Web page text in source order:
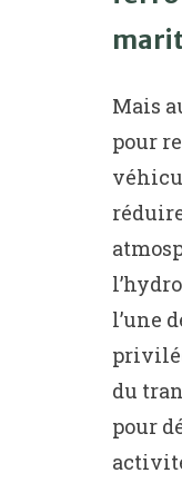
Mais
pour
l’une
du
pour